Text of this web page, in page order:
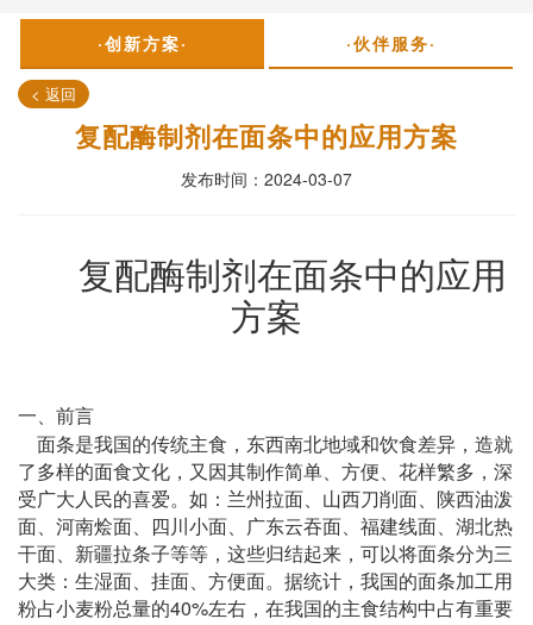
·创新方案· ·伙伴服务·
复配酶制剂在面条中的应用方案
发布时间：2024-03-07
< 返回
复配酶制剂在面条中的应用
方案
一、
前言
面条是我国的传统主食，东西南北地域和饮食差异，造就
了多样的面食文化，又因其制作简单、方便、花样繁多，深
受广大人民的喜爱。如：兰州拉面、山西刀削面、陕西油泼
面、河南烩面、四川小面、广东云吞面、福建线面、湖北热
干面、新疆拉条子等等，这些归结起来，可以将面条分为三
大类：生湿面、挂面、方便面。据统计，我国的面条加工用
粉占小麦粉总量的40%左右，在我国的主食结构中占有重要